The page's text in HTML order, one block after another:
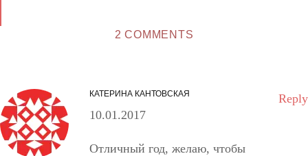
2 COMMENTS
КАТЕРИНА КАНТОВСКАЯ
10.01.2017
Отличный год, желаю, чтобы
Reply